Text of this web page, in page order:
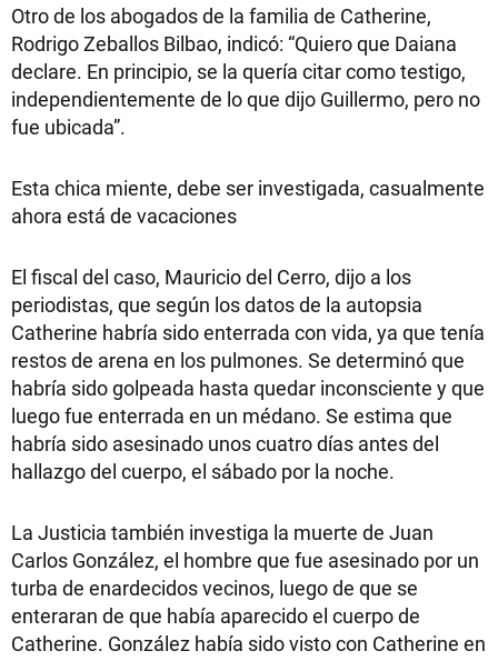
Otro de los abogados de la familia de Catherine,
Rodrigo Zeballos Bilbao, indicó: “Quiero que Daiana
declare. En principio, se la quería citar como testigo,
independientemente de lo que dijo Guillermo, pero no
fue ubicada”.
Esta chica miente, debe ser investigada, casualmente
ahora está de vacaciones
El fiscal del caso, Mauricio del Cerro, dijo a los
periodistas, que según los datos de la autopsia
Catherine habría sido enterrada con vida, ya que tenía
restos de arena en los pulmones. Se determinó que
habría sido golpeada hasta quedar inconsciente y que
luego fue enterrada en un médano. Se estima que
habría sido asesinado unos cuatro días antes del
hallazgo del cuerpo, el sábado por la noche.
La Justicia también investiga la muerte de Juan
Carlos González, el hombre que fue asesinado por un
turba de enardecidos vecinos, luego de que se
enteraran de que había aparecido el cuerpo de
Catherine. González había sido visto con Catherine en